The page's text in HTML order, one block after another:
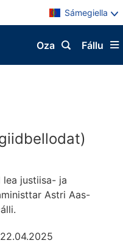
Sámegiella
Fállu
Oza
lea justiisa- ja
Astri Aas-
22.04.2025